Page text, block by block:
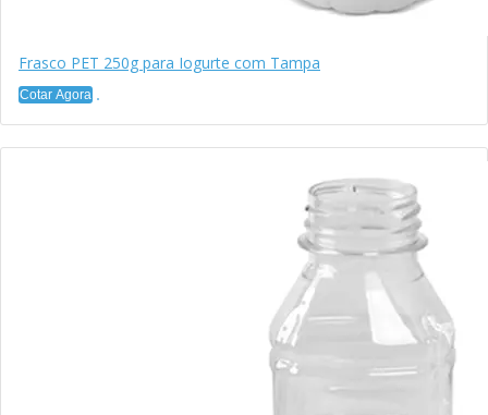
Frasco PET 250g para Iogurte com Tampa
Cotar Agora